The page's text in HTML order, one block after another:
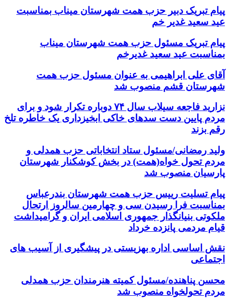
پیام تبریک دبیر حزب همت شهرستان میناب بمناسبت
عید سعید غدیر خم
پیام تبریک مسئول حزب همت شهرستان میناب
بمناسبت عید سعید غدیرخم
آقای علی ابراهیمی به عنوان مسئول حزب همت
شهرستان قشم منصوب شد
نزارید فاجعه سیلاب سال ۷۴ دوباره تکرار شود و برای
مردم پایین دست سدهای خاکی ابخیزداری یک خاطره تلخ
رقم بزند
ولید رمضانی/مسئول ستاد انتخاباتی حزب همدلی و
مردم تحول خواه(همت) در بخش کوشکنار شهرستان
پارسیان منصوب شد
پیام تسلیت رییس حزب همت شهرستان بندرعباس
بمناسبت فرا رسیدن سی و چهارمین سالروز ارتحال
ملکوتی بنیانگذار جمهوری اسلامی ایران و گرامیداشت
قیام مردمی پانزده خرداد
نقش اساسی اداره بهزیستی در پیشگیری از آسیب های
اجتماعی
محسن پناهنده/مسئول کمیته هنرمندان حزب همدلی
مردم تحولخواه منصوب شد